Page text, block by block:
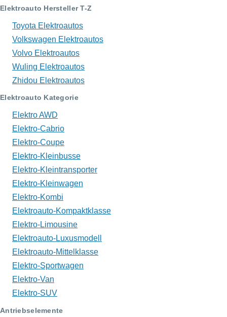
Elektroauto Hersteller T-Z
Toyota Elektroautos
Volkswagen Elektroautos
Volvo Elektroautos
Wuling Elektroautos
Zhidou Elektroautos
Elektroauto Kategorie
Elektro AWD
Elektro-Cabrio
Elektro-Coupe
Elektro-Kleinbusse
Elektro-Kleintransporter
Elektro-Kleinwagen
Elektro-Kombi
Elektroauto-Kompaktklasse
Elektro-Limousine
Elektroauto-Luxusmodell
Elektroauto-Mittelklasse
Elektro-Sportwagen
Elektro-Van
Elektro-SUV
Antriebselemente